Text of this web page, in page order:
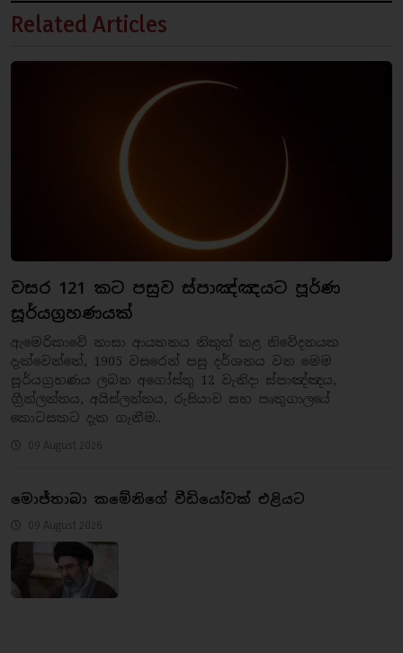
Related Articles
වසර 121 කට පසුව ස්පාඤ්ඤයට පූර්ණ
සූර්යග්‍රහණයක්
ඇමෙරිකාවේ නාසා ආයතනය නිකුත් කළ නිවේදනයක
දැක්වෙන්නේ, 1905 වසරෙන් පසු දර්ශනය වන මෙම
සූර්යග්‍රහණය ලබන අගෝස්තු 12 වැනිදා ස්පාඤ්ඤය,
ග්‍රීන්ලන්තය, අයිස්ලන්තය, රුසියාව සහ පෘතුගාලයේ
කොටසකට දැක ගැනීම..
09 August 2026
මොජ්තාබා කමේනිගේ වීඩියෝවක් එළියට
09 August 2026